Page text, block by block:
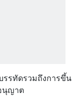
รรทัดรวมถึงการขึ้น
นุญาต